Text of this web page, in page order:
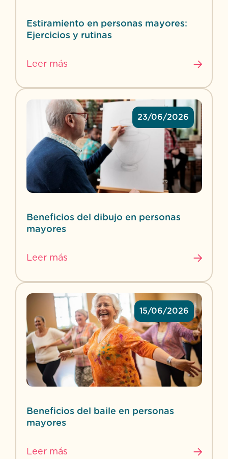
Estiramiento en personas mayores:
Ejercicios y rutinas
Leer más
23/06/2026
Beneficios del dibujo en personas
mayores
Leer más
15/06/2026
Beneficios del baile en personas
mayores
Leer más